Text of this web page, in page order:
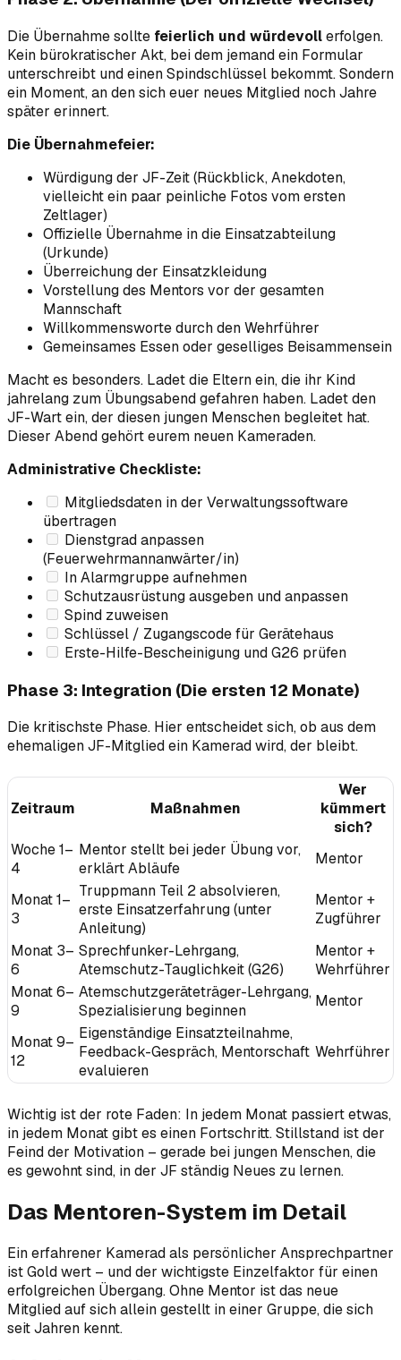
Die Übernahme sollte feierlich und würdevollerfolgen.
Kein bürokratischer Akt, bei dem jemand ein Formular
unterschreibt und einen Spindschlüssel bekommt. Sondern
ein Moment, an den sich euer neues Mitglied noch Jahre
später erinnert.
Die Übernahmefeier:
Würdigung der JF-Zeit (Rückblick, Anekdoten,
vielleicht ein paar peinliche Fotos vom ersten
Zeltlager)
Offizielle Übernahme in die Einsatzabteilung
(Urkunde)
Überreichung der Einsatzkleidung
Vorstellung des Mentors vor der gesamten
Mannschaft
Willkommensworte durch den Wehrführer
Gemeinsames Essen oder geselliges Beisammensein
Macht es besonders. Ladet die Eltern ein, die ihr Kind
jahrelang zum Übungsabend gefahren haben. Ladet den
JF-Wart ein, der diesen jungen Menschen begleitet hat.
Dieser Abend gehört eurem neuen Kameraden.
Administrative Checkliste:
Mitgliedsdaten in der Verwaltungssoftware
übertragen
Dienstgrad anpassen
(Feuerwehrmannanwärter/in)
In Alarmgruppe aufnehmen
Schutzausrüstung ausgeben und anpassen
Spind zuweisen
Schlüssel / Zugangscode für Gerätehaus
Erste-Hilfe-Bescheinigung und G26 prüfen
Phase 3: Integration (Die ersten 12 Monate)
Die kritischste Phase. Hier entscheidet sich, ob aus dem
ehemaligen JF-Mitglied ein Kamerad wird, der bleibt.
Zeitraum Maßnahmen
Wer
kümmert
sich?
Woche 1–
4
Mentor stellt bei jeder Übung vor,
erklärt Abläufe
Mentor
Monat 1–
3
Truppmann Teil 2 absolvieren,
erste Einsatzerfahrung (unter
Anleitung)
Mentor +
Zugführer
Monat 3–
6
Sprechfunker-Lehrgang,
Atemschutz-Tauglichkeit (G26)
Mentor +
Wehrführer
Monat 6–
9
Atemschutzgeräteträger-Lehrgang,
Spezialisierung beginnen
Mentor
Monat 9–
12
Eigenständige Einsatzteilnahme,
Feedback-Gespräch, Mentorschaft
evaluieren
Wehrführer
Wichtig ist der rote Faden: In jedem Monat passiert etwas,
in jedem Monat gibt es einen Fortschritt. Stillstand ist der
Feind der Motivation – gerade bei jungen Menschen, die
es gewohnt sind, in der JF ständig Neues zu lernen.
Das Mentoren-System im Detail
Ein erfahrener Kamerad als persönlicher Ansprechpartner
ist Gold wert – und der wichtigste Einzelfaktor für einen
erfolgreichen Übergang. Ohne Mentor ist das neue
Mitglied auf sich allein gestellt in einer Gruppe, die sich
seit Jahren kennt.